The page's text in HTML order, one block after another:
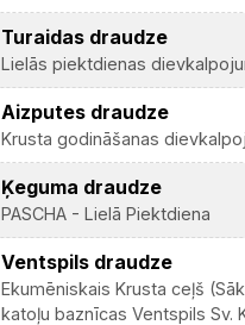
Turaidas draudze
Lielās piektdienas
Aizputes draudze
Krusta godināšanas
Ķeguma draudze
PASCHA - Lielā Piektdiena
Ventspils draudze
Ekumēniskais Krusta ceļš
katoļu baznīcas Ventspils Sv.